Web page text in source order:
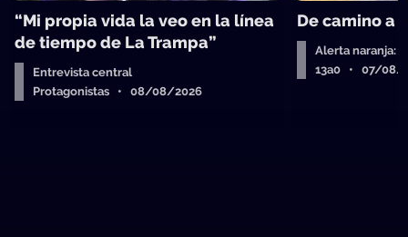
“Mi propia vida la veo en la línea
de tiempo de La Trampa”
Entrevista central
Protagonistas • 08/08/2026
De camino a
Alerta naranja:
13a0 • 07/08/